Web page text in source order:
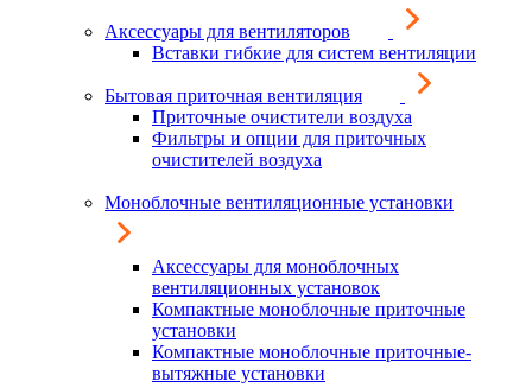
Аксессуары для вентиляторов
Вставки гибкие для систем вентиляции
Бытовая приточная вентиляция
Приточные очистители воздуха
Фильтры и опции для приточных
очистителей воздуха
Моноблочные вентиляционные установки
Аксессуары для моноблочных
вентиляционных установок
Компактные моноблочные приточные
установки
Компактные моноблочные приточные-
вытяжные установки